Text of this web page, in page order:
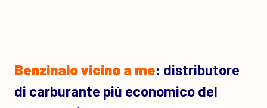
Benzinaio vicino a me: distributore
di carburante più economico del